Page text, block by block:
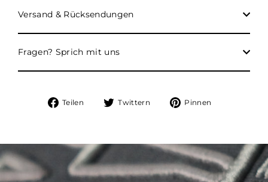
Versand & Rücksendungen
Fragen? Sprich mit uns
Teilen
Auf
Twittern
Auf
Pinnen